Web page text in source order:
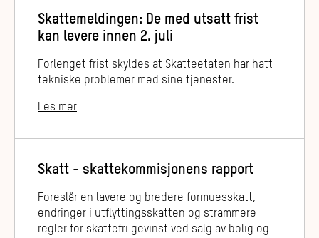
Skattemeldingen: De med utsatt frist
kan levere innen 2. juli
Forlenget frist skyldes at Skatteetaten har hatt
tekniske problemer med sine tjenester.
Les mer
Skatt - skattekommisjonens rapport
Foreslår en lavere og bredere formuesskatt,
endringer i utflyttingsskatten og strammere
regler for skattefri gevinst ved salg av bolig og